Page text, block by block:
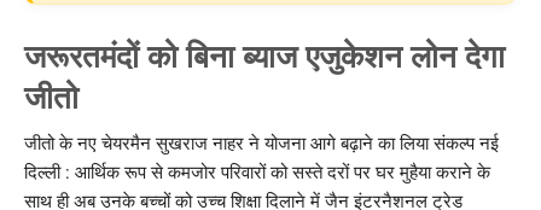
खेल
शिक्षा
लाइफस्टाइल
जरूरतमंदों को बिना ब्याज एजुकेशन लोन देगा
जीतो
जीतो के नए चेयरमैन सुखराज नाहर ने योजना आगे बढ़ाने का लिया संकल्प नई
दिल्ली : आर्थिक रूप से कमजोर परिवारों को सस्ते दरों पर घर मुहैया कराने के
साथ ही अब उनके बच्चों को उच्च शिक्षा दिलाने में जैन इंटरनैशनल ट्रेड